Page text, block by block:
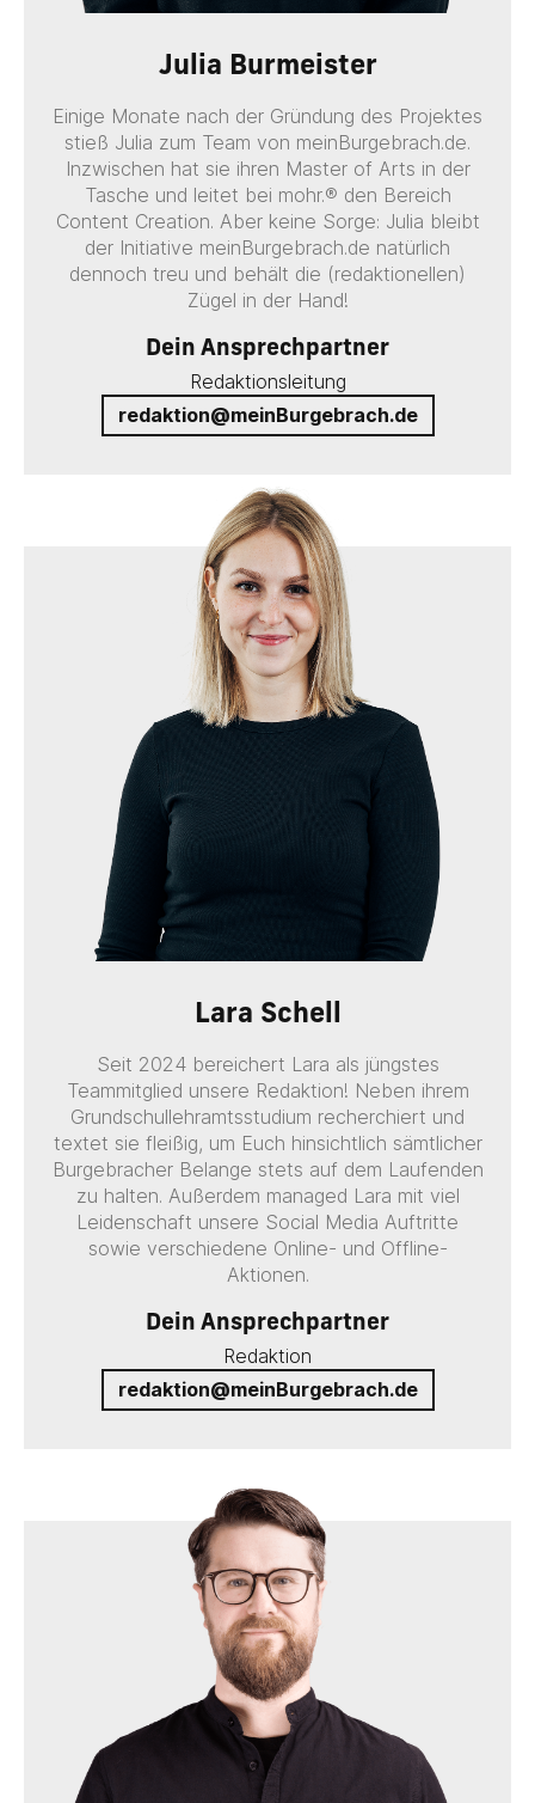
Julia Burmeister
Einige Monate nach der Gründung des Projektes
stieß Julia zum Team von meinBurgebrach.de.
Inzwischen hat sie ihren Master of Arts in der
Tasche und leitet bei mohr.® den Bereich
Content Creation. Aber keine Sorge: Julia bleibt
der Initiative meinBurgebrach.de natürlich
dennoch treu und behält die (redaktionellen)
Zügel in der Hand!
Dein Ansprechpartner
Redaktionsleitung
redaktion@meinBurgebrach.de
Lara Schell
Seit 2024 bereichert Lara als jüngstes
Teammitglied unsere Redaktion! Neben ihrem
Grundschullehramtsstudium recherchiert und
textet sie fleißig, um Euch hinsichtlich sämtlicher
Burgebracher Belange stets auf dem Laufenden
zu halten. Außerdem managed Lara mit viel
Leidenschaft unsere Social Media Auftritte
sowie verschiedene Online- und Offline-
Aktionen.
Dein Ansprechpartner
Redaktion
redaktion@meinBurgebrach.de